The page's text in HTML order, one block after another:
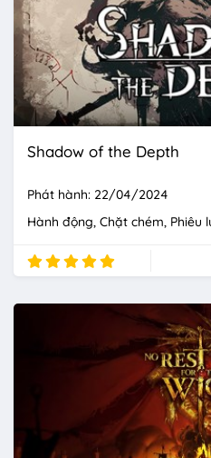
Shadow of the Depth
Phát hành: 22/04/2024
Hành động Chặt chém Phiêu